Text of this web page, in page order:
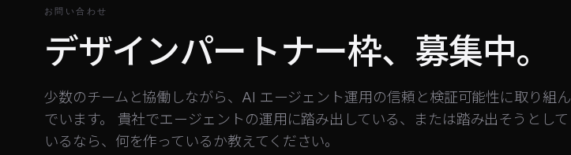
お問い合わせ
デザインパートナー枠、募集中。
少数のチームと協働しながら、AI エージェント運用の信頼と検証可能性に取り組ん
でいます。 貴社でエージェントの運用に踏み出している、または踏み出そうとして
いるなら、何を作っているか教えてください。